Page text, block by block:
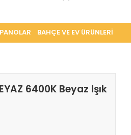
PANOLAR BAHÇE VE EV ÜRÜNLERİ
6400K Beyaz Işık